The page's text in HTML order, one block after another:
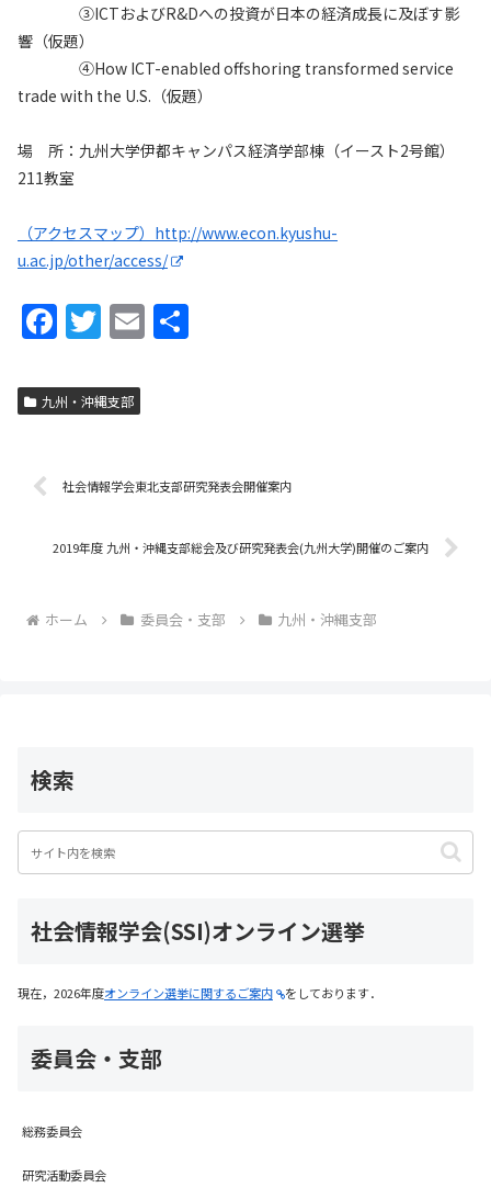
③ICTおよびR&Dへの投資が日本の経済成長に及ぼす影
響（仮題）
④How ICT-enabled offshoring transformed service
trade with the U.S.（仮題）
場 所：九州大学伊都キャンパス経済学部棟（イースト2号館）
211教室
（アクセスマップ）http://www.econ.kyushu-
u.ac.jp/other/access/
F
a
c
e
o
o
k
T
w
itt
er
E
m
九州・沖縄支部
社会情報学会東北支部研究発表会開催案内
2019年度 九州・沖縄支部総会及び研究発表会(九州大学)開催のご案内
ホーム 委員会・支部 九州・沖縄支部
検索
社会情報学会(SSI)オンライン選挙
現在，2026年度オンライン選挙に関するご案内 をしております．
委員会・支部
総務委員会
研究活動委員会